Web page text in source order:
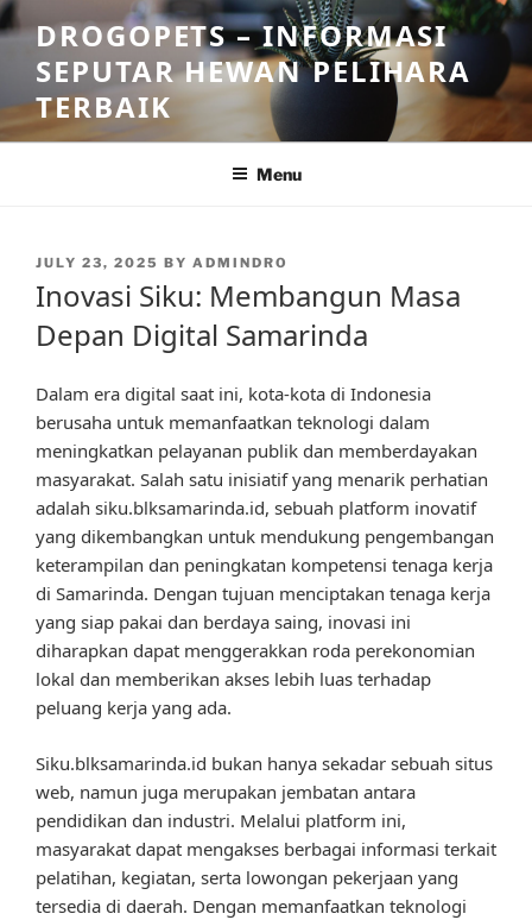
Skip
to
content
DROGOPETS – INFORMASI
SEPUTAR HEWAN PELIHARA
TERBAIK
Menu
POSTED
JULY 23, 2025 BY ADMINDRO
Inovasi Siku: Membangun Masa
Depan Digital Samarinda
Dalam era digital saat ini, kota-kota di Indonesia
berusaha untuk memanfaatkan teknologi dalam
meningkatkan pelayanan publik dan memberdayakan
masyarakat. Salah satu inisiatif yang menarik perhatian
adalah siku.blksamarinda.id, sebuah platform inovatif
yang dikembangkan untuk mendukung pengembangan
keterampilan dan peningkatan kompetensi tenaga kerja
di Samarinda. Dengan tujuan menciptakan tenaga kerja
yang siap pakai dan berdaya saing, inovasi ini
diharapkan dapat menggerakkan roda perekonomian
lokal dan memberikan akses lebih luas terhadap
peluang kerja yang ada.
Siku.blksamarinda.id bukan hanya sekadar sebuah situs
web, namun juga merupakan jembatan antara
pendidikan dan industri. Melalui platform ini,
masyarakat dapat mengakses berbagai informasi terkait
pelatihan, kegiatan, serta lowongan pekerjaan yang
tersedia di daerah. Dengan memanfaatkan teknologi